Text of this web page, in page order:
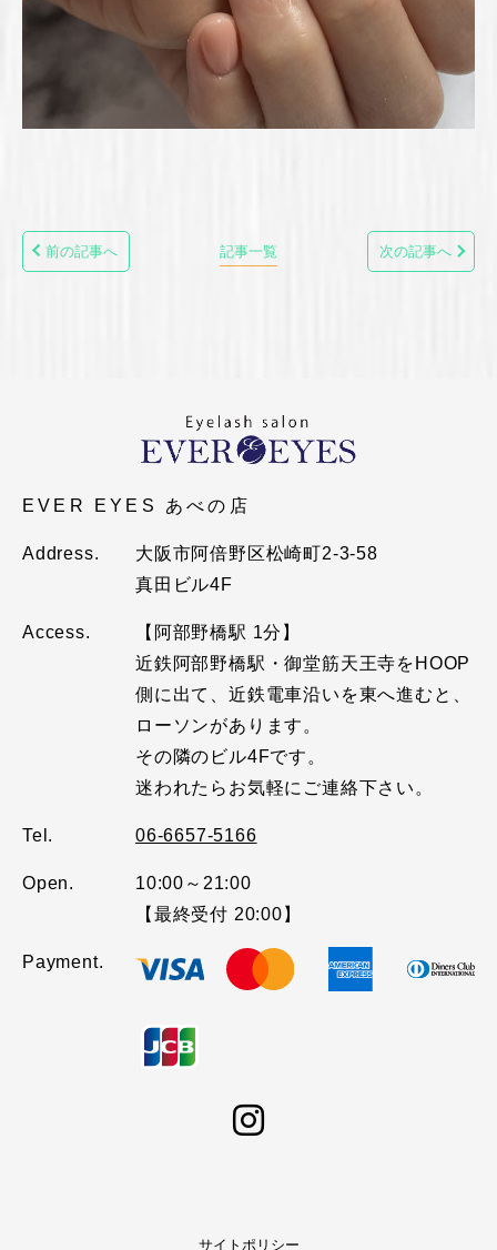
前の記事へ 記事一覧 次の記事へ
EVER EYES あべの店
Address.
大阪市阿倍野区松崎町2-3-58
真田ビル4F
Access.
【阿部野橋駅 1分】
近鉄阿部野橋駅・御堂筋天王寺をHOOP
側に出て、近鉄電車沿いを東へ進むと、
ローソンがあります。
その隣のビル4Fです。
迷われたらお気軽にご連絡下さい。
Tel. 06-6657-5166
Open.
10:00～21:00
【最終受付 20:00】
Payment.
サイトポリシー